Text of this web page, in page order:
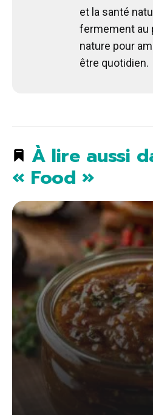
et la santé
fermement au
nature pour
être quotidien.
À lire aussi
« Food »